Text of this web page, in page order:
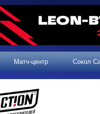
Матч-центр Сокол